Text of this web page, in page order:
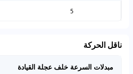
5
ناقل الحركة
مبدلات السرعة خلف عجلة القيادة